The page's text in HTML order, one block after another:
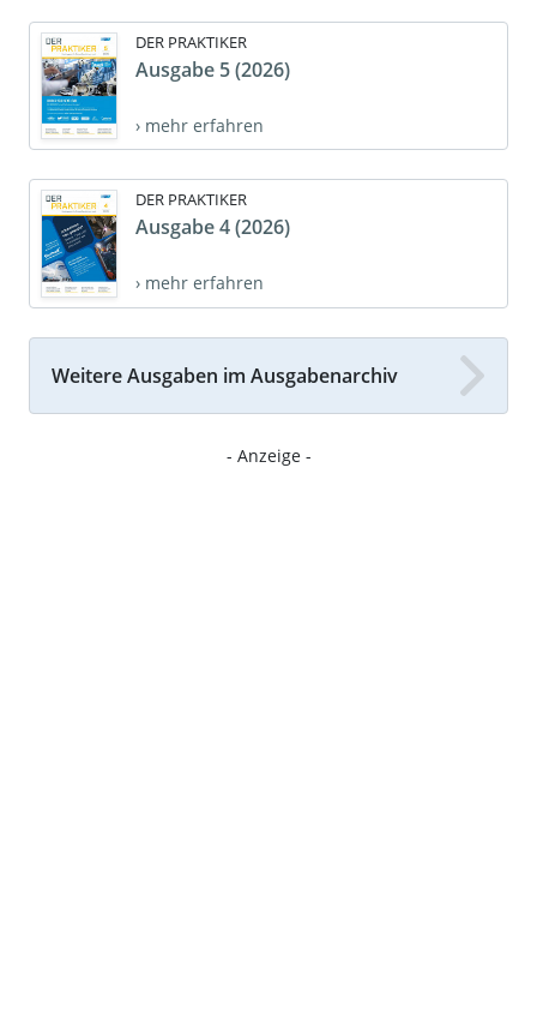
DER PRAKTIKER
Ausgabe 5 (2026)
› mehr erfahren
DER PRAKTIKER
Ausgabe 4 (2026)
› mehr erfahren
Weitere Ausgaben im Ausgabenarchiv
- Anzeige -